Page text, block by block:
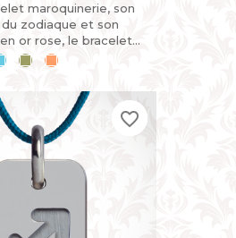
maroquinerie, son
zodiaque et son
or rose, le bracelet
Horoscope du jour :
BleuKakiMandarine
favorite_border
favorite_border
favorite_border